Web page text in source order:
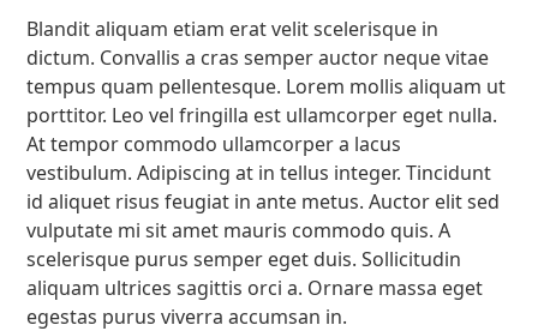
Blandit aliquam etiam erat velit scelerisque in
dictum. Convallis a cras semper auctor neque vitae
tempus quam pellentesque. Lorem mollis aliquam ut
porttitor. Leo vel fringilla est ullamcorper eget nulla.
At tempor commodo ullamcorper a lacus
vestibulum. Adipiscing at in tellus integer. Tincidunt
id aliquet risus feugiat in ante metus. Auctor elit sed
vulputate mi sit amet mauris commodo quis. A
scelerisque purus semper eget duis. Sollicitudin
aliquam ultrices sagittis orci a. Ornare massa eget
egestas purus viverra accumsan in.